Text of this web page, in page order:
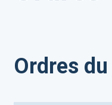
Ordres